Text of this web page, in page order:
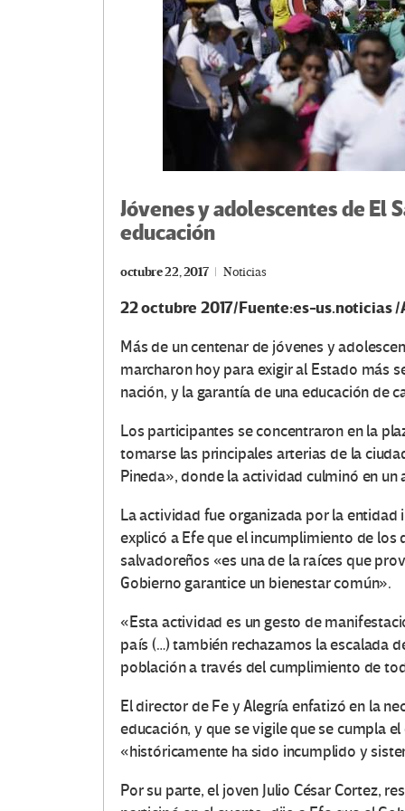
Jóvenes y adolescentes de El
educación
octubre 22, 2017 Noticias
22 octubre 2017/Fuente:es-us.noticias /
Más de un centenar de jóvenes y
marcharon hoy para exigir al Estado más
nación, y la garantía de una educación de
Los participantes se concentraron en la
tomarse las principales arterias de la
Pineda», donde la actividad culminó en
La actividad fue organizada por la entidad
explicó a Efe que el incumplimiento de los
salvadoreños «es una de la raíces que
Gobierno garantice un bienestar común».
«Esta actividad es un gesto de
país (…) también rechazamos la escalada
población a través del cumplimiento de
El director de Fe y Alegría enfatizó en la
educación, y que se vigile que se cumpla
«históricamente ha sido incumplido y
Por su parte, el joven Julio César Cortez,